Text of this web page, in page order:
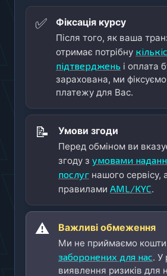
✅
Фіксація курсу
Після того, як ваша
отримає потрібну
підтверджень і оплата
зарахована, ми фіксуємо
платежу для Вас.
📝
Умови згоди
Перед обміном ви
згоду з умовами
послуг нашого сервісу,
правилами AML/KYC.
⚠️
Важливі обмеження
Ми не приймаємо
заборонених для нас. У
виявлення ризиків для